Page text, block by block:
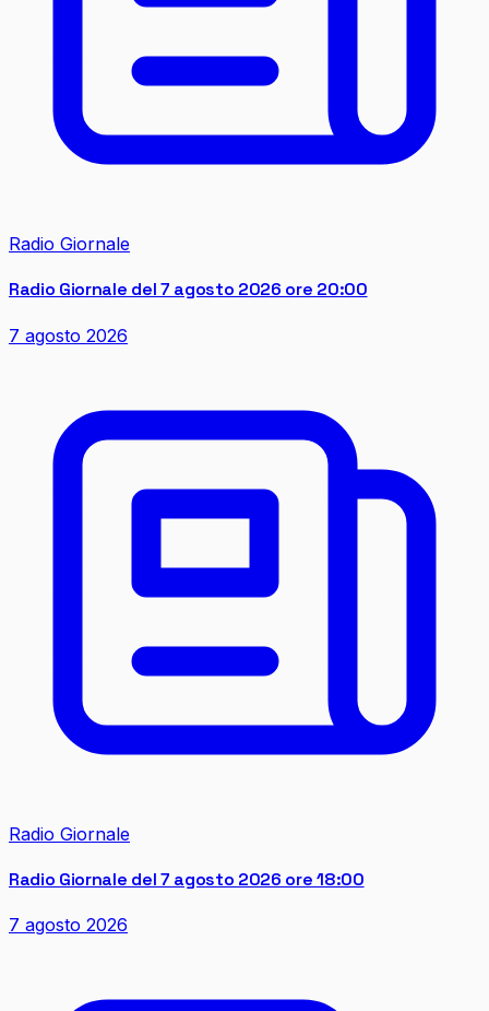
Radio Giornale
Radio Giornale del 7 agosto 2026 ore 20:00
7 agosto 2026
Radio Giornale
Radio Giornale del 7 agosto 2026 ore 18:00
7 agosto 2026